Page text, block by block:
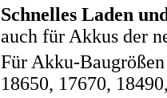
Schnelles Laden
auch für Akkus der
Für Akku-
18650, 17670,